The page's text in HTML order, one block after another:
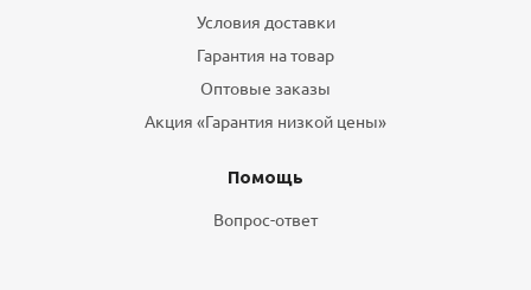
Условия доставки
Гарантия на товар
Оптовые заказы
Акция «Гарантия низкой цены»
Помощь
Вопрос-ответ